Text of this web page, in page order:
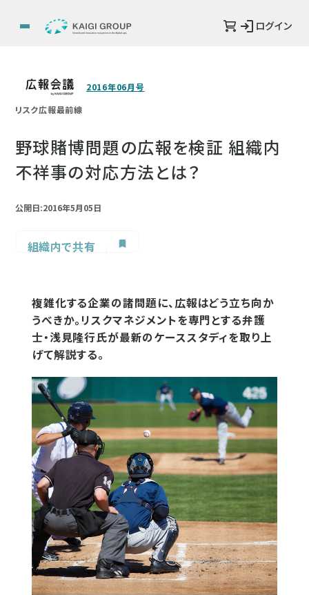
ログイン
2016年06月号
リスク広報最前線
野球賭博問題の広報を検証 組織内
不祥事の対応方法とは？
公開日:2016年5月05日
組織内で共有
複雑化する企業の諸問題に、広報はどう立ち向か
うべきか。リスクマネジメントを専門とする弁護
士・浅見隆行氏が最新のケーススタディを取り上
げて解説する。